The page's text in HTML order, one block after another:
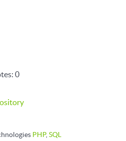
0
PHP, SQL